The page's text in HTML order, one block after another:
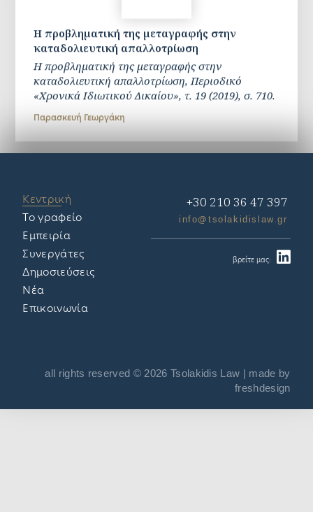
Η προβληματική της μεταγραφής στην
καταδολιευτική απαλλοτρίωση
Η προβληματική της μεταγραφής στην
καταδολιευτική απαλλοτρίωση, Περιοδικό
«Χρονικά Ιδιωτικού Δικαίου», τ. 19 (2019), σ. 710.
Παρασκευή Γεωργάκη
Κεντρική
Το γραφείο
Εμπειρία
Συνεργάτες
Δημοσιεύσεις
Νέα
Επικοινωνία
+30 210 36 47 397
info@tsolakidislaw.gr
βρείτε μας:
all rights reserved © 2026 Tsolakidis Law | made by
freshdesign